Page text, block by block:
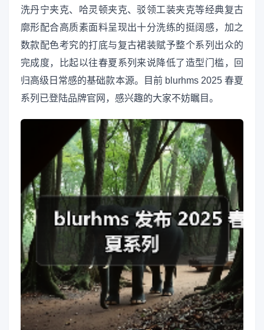
洗丹宁夹克、哈灵顿夹克、驳领工装夹克等经典复古
廓形配合高质素面料呈现出十分洗练的挺阔感，加之
数款配色考究的打底与复古裙装赋予整个系列出众的
完成度，比起以往春夏系列来说降低了造型门槛，回
归高级日常感的基础款本源。目前 blurhms 2025 春夏
系列已登陆品牌官网，感兴趣的大家不妨瞩目。